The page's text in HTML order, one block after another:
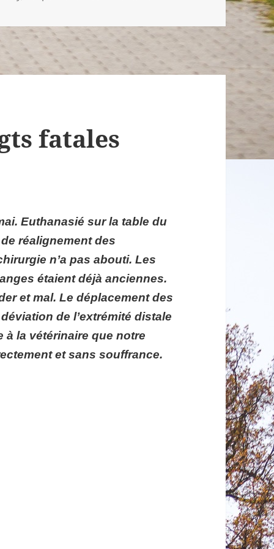
fatales
Euthanasié sur la table du
réalignement des
n’a pas abouti. Les
étaient déjà anciennes.
et mal. Le déplacement des
de l’extrémité distale
à la vétérinaire que notre
et sans souffrance.